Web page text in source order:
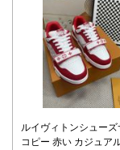
ルイヴィトンシュー
コピー 赤い カジュア